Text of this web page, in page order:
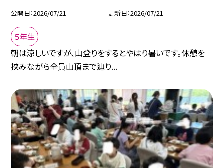
公開日 2026/07/21 更新日 2026/07/21
５年生
朝は涼しいですが、山登りをするとやはり暑いです。休憩を
挟みながら全員山頂まで辿り...